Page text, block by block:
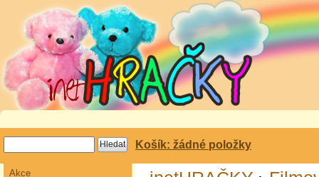
Košík: žádné položky
Akce